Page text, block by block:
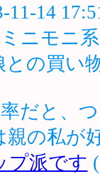
11-14
ニモニ
の買い
だと、
親の私が
プ派です